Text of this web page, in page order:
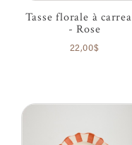
Tasse florale à
- Rose
22,00$